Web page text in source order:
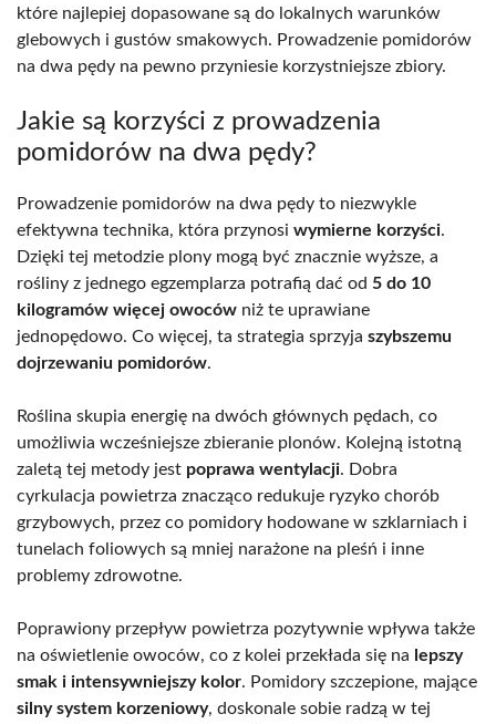
które najlepiej dopasowane są do lokalnych warunków
glebowych i gustów smakowych. Prowadzenie pomidorów
na dwa pędy na pewno przyniesie korzystniejsze zbiory.
Jakie są korzyści z prowadzenia
pomidorów na dwa pędy?
Prowadzenie pomidorów na dwa pędy to niezwykle
efektywna technika, która przynosi wymierne korzyści.
Dzięki tej metodzie plony mogą być znacznie wyższe, a
rośliny z jednego egzemplarza potrafią dać od 5 do 10
kilogramów więcej owoców niż te uprawiane
jednopędowo. Co więcej, ta strategia sprzyja szybszemu
dojrzewaniu pomidorów.
Roślina skupia energię na dwóch głównych pędach, co
umożliwia wcześniejsze zbieranie plonów. Kolejną istotną
zaletą tej metody jest poprawa wentylacji. Dobra
cyrkulacja powietrza znacząco redukuje ryzyko chorób
grzybowych, przez co pomidory hodowane w szklarniach i
tunelach foliowych są mniej narażone na pleśń i inne
problemy zdrowotne.
Poprawiony przepływ powietrza pozytywnie wpływa także
na oświetlenie owoców, co z kolei przekłada się na lepszy
smak i intensywniejszy kolor. Pomidory szczepione, mające
silny system korzeniowy, doskonale sobie radzą w tej